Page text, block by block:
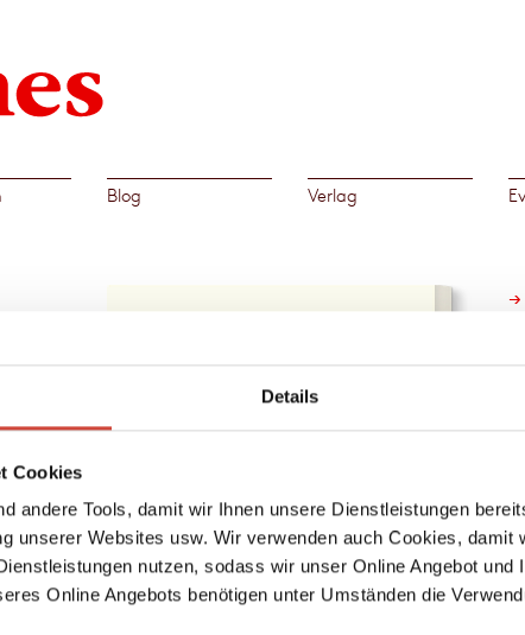
Details
Cookies
andere Tools, damit wir Ihnen unsere Dienstleistungen
unserer Websites usw. Wir verwenden auch Cookies, damit
nutzen, sodass wir unser Online Angebot und
Online Angebots benötigen unter Umständen die
Blog Verlag
Aus
und
→